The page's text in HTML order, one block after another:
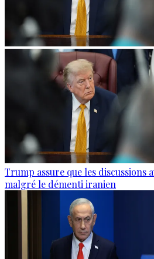
Trump assure que les discussions
malgré le démenti iranien